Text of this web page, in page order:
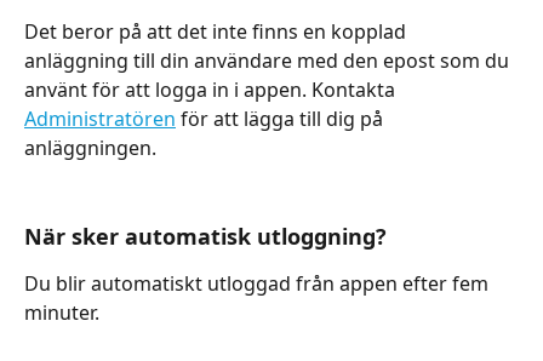
Det beror på att det inte finns en kopplad
anläggning till din användare med den epost som du
använt för att logga in i appen. Kontakta
Administratören för att lägga till dig på
anläggningen.
När sker automatisk utloggning?
Du blir automatiskt utloggad från appen efter fem
minuter.